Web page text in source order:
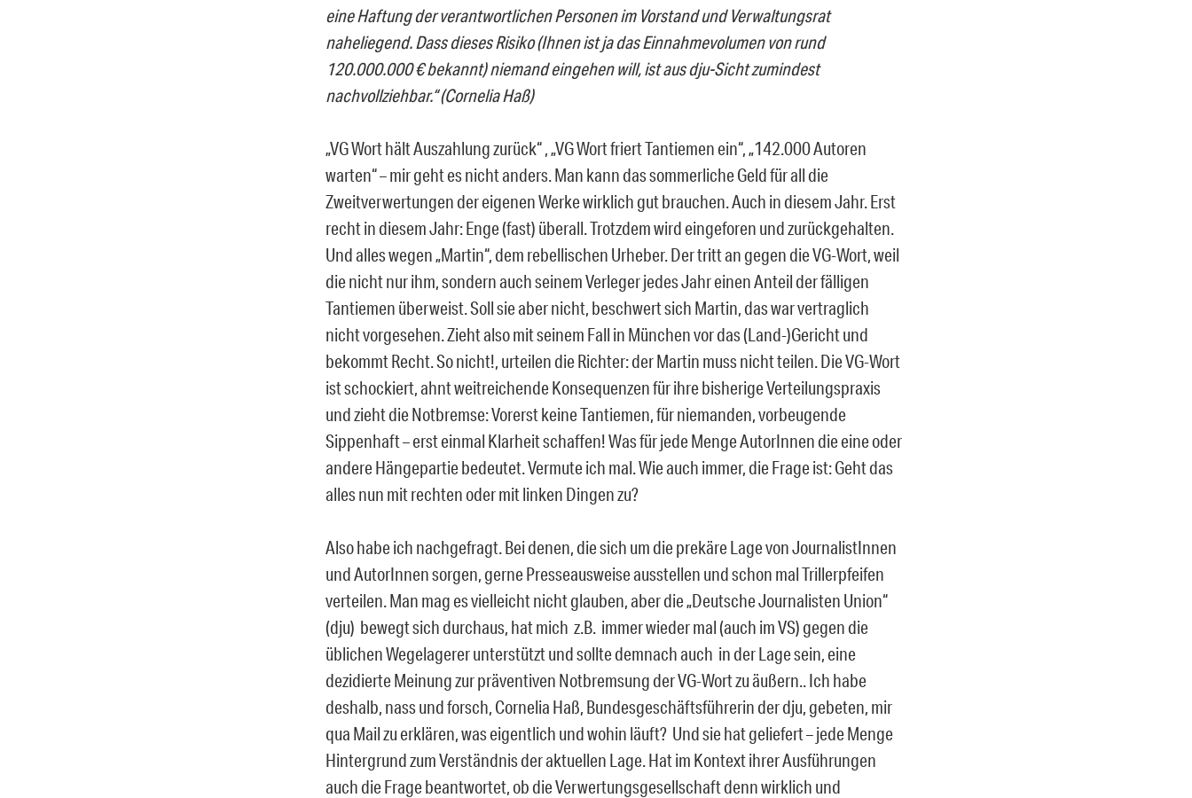
eine Haftung der verantwortlichen Personen im Vorstand und Verwaltungsrat
naheliegend. Dass dieses Risiko (Ihnen ist ja das Einnahmevolumen von rund
120.000.000 € bekannt) niemand eingehen will, ist aus dju-Sicht zumindest
nachvollziehbar.“ (Cornelia Haß)
„VG Wort hält Auszahlung zurück“ , „VG Wort friert Tantiemen ein“, „142.000 Autoren
warten“ – mir geht es nicht anders. Man kann das sommerliche Geld für all die
Zweitverwertungen der eigenen Werke wirklich gut brauchen. Auch in diesem Jahr. Erst
recht in diesem Jahr: Enge (fast) überall. Trotzdem wird eingeforen und zurückgehalten.
Und alles wegen „Martin“, dem rebellischen Urheber. Der tritt an gegen die VG-Wort, weil
die nicht nur ihm, sondern auch seinem Verleger jedes Jahr einen Anteil der fälligen
Tantiemen überweist. Soll sie aber nicht, beschwert sich Martin, das war vertraglich
nicht vorgesehen. Zieht also mit seinem Fall in München vor das (Land-)Gericht und
bekommt Recht. So nicht!, urteilen die Richter: der Martin muss nicht teilen. Die VG-Wort
ist schockiert, ahnt weitreichende Konsequenzen für ihre bisherige Verteilungspraxis
und zieht die Notbremse: Vorerst keine Tantiemen, für niemanden, vorbeugende
Sippenhaft – erst einmal Klarheit schaffen! Was für jede Menge AutorInnen die eine oder
andere Hängepartie bedeutet. Vermute ich mal. Wie auch immer, die Frage ist: Geht das
alles nun mit rechten oder mit linken Dingen zu?
Also habe ich nachgefragt. Bei denen, die sich um die prekäre Lage von JournalistInnen
und AutorInnen sorgen, gerne Presseausweise ausstellen und schon mal Trillerpfeifen
verteilen. Man mag es vielleicht nicht glauben, aber die „Deutsche Journalisten Union“
(dju) bewegt sich durchaus, hat mich z.B. immer wieder mal (auch im VS) gegen die
üblichen Wegelagerer unterstützt und sollte demnach auch in der Lage sein, eine
dezidierte Meinung zur präventiven Notbremsung der VG-Wort zu äußern.. Ich habe
deshalb, nass und forsch, Cornelia Haß, Bundesgeschäftsführerin der dju, gebeten, mir
qua Mail zu erklären, was eigentlich und wohin läuft? Und sie hat geliefert – jede Menge
Hintergrund zum Verständnis der aktuellen Lage. Hat im Kontext ihrer Ausführungen
auch die Frage beantwortet, ob die Verwertungsgesellschaft denn wirklich und